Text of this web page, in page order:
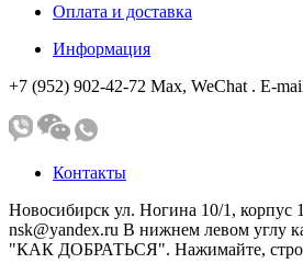
Оплата и доставка
Информация
+7 (952) 902-42-72 Мах, WeChat . E-
Контакты
Новосибирск ул. Ногина 10/1, корпус
nsk@yandex.ru В нижнем левом углу
"КАК ДОБРАТЬСЯ". Нажимайте,